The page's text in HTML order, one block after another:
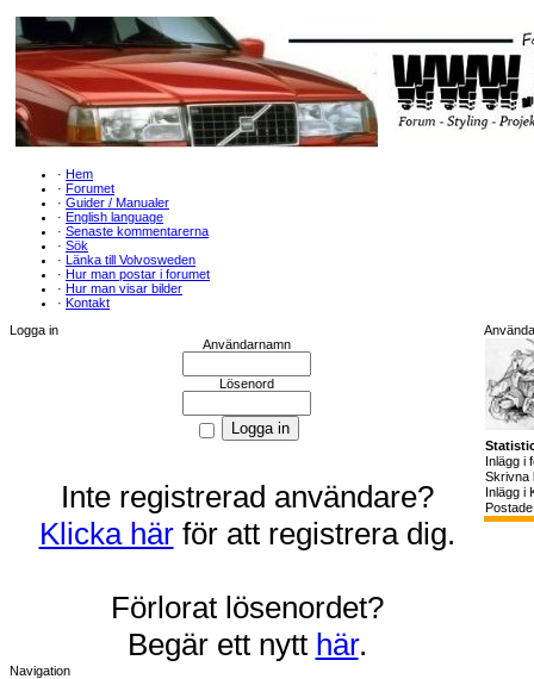
· Hem
· Forumet
· Guider / Manualer
· English language
· Senaste kommentarerna
· Sök
· Länka till Volvosweden
· Hur man postar i forumet
· Hur man visar bilder
· Kontakt
Logga in
Användarnamn
Lösenord
Inte registrerad användare?
Klicka härför att registrera dig.
Förlorat lösenordet?
Begär ett nytt här.
Navigation
Inlägg i
Skrivna
Inlägg i